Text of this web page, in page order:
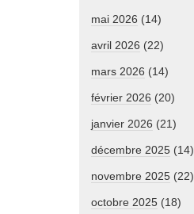
mai 2026 (14)
avril 2026 (22)
mars 2026 (14)
février 2026 (20)
janvier 2026 (21)
décembre 2025 (14)
novembre 2025 (22)
octobre 2025 (18)